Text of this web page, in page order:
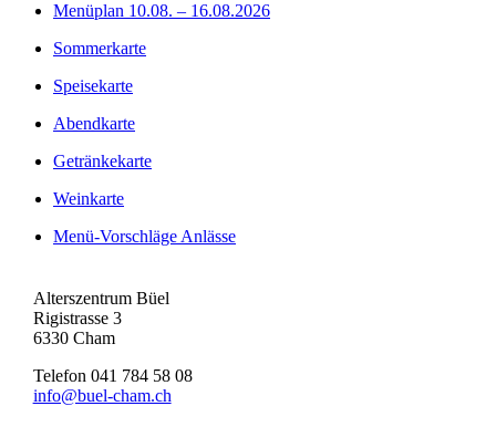
Menüplan 10.08. – 16.08.2026
Sommerkarte
Speisekarte
Abendkarte
Getränkekarte
Weinkarte
Menü-Vorschläge Anlässe
Alterszentrum Büel
Rigistrasse 3
6330 Cham
Telefon 041 784 58 08
info@buel-cham.ch